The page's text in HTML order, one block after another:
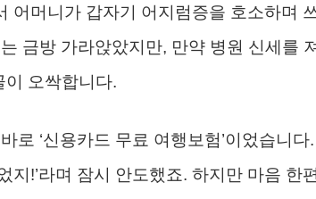
어머니가 갑자기 어지럼증을 호소하며
금방 가라앉았지만, 만약 병원 신세를
이 오싹합니다.
로 ‘신용카드 무료 여행보험’이었습니다
지!’라며 잠시 안도했죠. 하지만 마음 한